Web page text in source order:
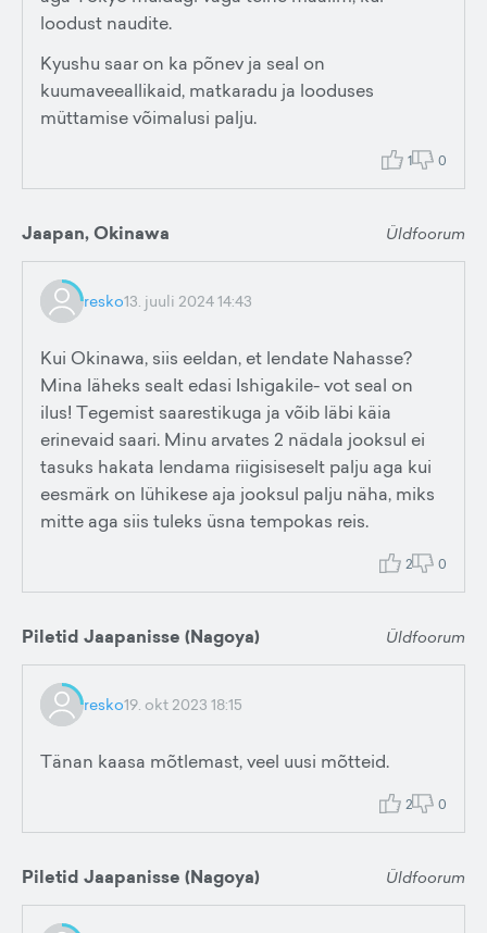
loodust naudite.
Kyushu saar on ka põnev ja seal on
kuumaveeallikaid, matkaradu ja looduses
müttamise võimalusi palju.
1 0
Jaapan, Okinawa Üldfoorum
resko13. juuli 2024 14:43
Kui Okinawa, siis eeldan, et lendate Nahasse?
Mina läheks sealt edasi Ishigakile- vot seal on
ilus! Tegemist saarestikuga ja võib läbi käia
erinevaid saari. Minu arvates 2 nädala jooksul ei
tasuks hakata lendama riigisiseselt palju aga kui
eesmärk on lühikese aja jooksul palju näha, miks
mitte aga siis tuleks üsna tempokas reis.
2 0
Piletid Jaapanisse (Nagoya) Üldfoorum
resko19. okt 2023 18:15
Tänan kaasa mõtlemast, veel uusi mõtteid.
2 0
Piletid Jaapanisse (Nagoya) Üldfoorum